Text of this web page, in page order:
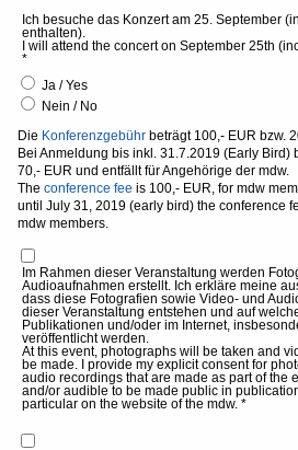
Ich besuche das Konzert am 25. September
enthalten).
I will attend the concert on September 25th
*
Ja / Yes
Nein / No
Die Konferenzgebühr beträgt 100,- EUR bzw.
Bei Anmeldung bis inkl. 31.7.2019 (Early Bird)
70,- EUR und entfällt für Angehörige der mdw.
The conference fee is 100,- EUR, for mdw
until July 31, 2019 (early bird) the conference
mdw members.
Im Rahmen dieser Veranstaltung werden
Audioaufnahmen erstellt. Ich erkläre meine
dass diese Fotografien sowie Video- und
dieser Veranstaltung entstehen und auf
Publikationen und/oder im Internet,
veröffentlicht werden.
At this event, photographs will be taken and
be made. I provide my explicit consent for
audio recordings that are made as part of the
and/or audible to be made public in
particular on the website of the mdw. *